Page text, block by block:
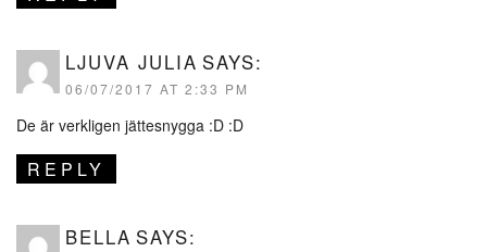
LJUVA JULIA SAYS:
06/07/2017 AT 2:33 PM
De är verkligen jättesnygga :D :D
REPLY
BELLA SAYS: